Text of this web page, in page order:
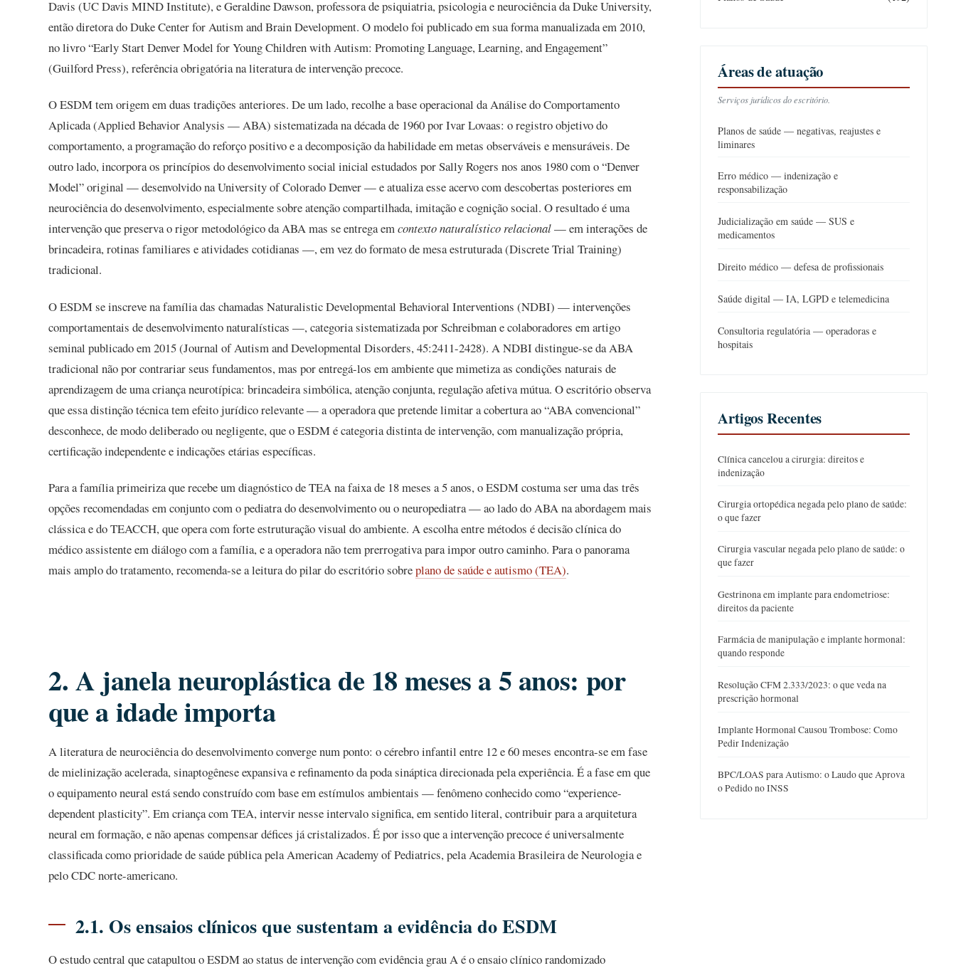
Davis (UC Davis MIND Institute), e Geraldine Dawson, professora de psiquiatria, psicologia e neurociência da Duke University,
então diretora do Duke Center for Autism and Brain Development. O modelo foi publicado em sua forma manualizada em 2010,
no livro “Early Start Denver Model for Young Children with Autism: Promoting Language, Learning, and Engagement”
(Guilford Press), referência obrigatória na literatura de intervenção precoce.
O ESDM tem origem em duas tradições anteriores. De um lado, recolhe a base operacional da Análise do Comportamento
Aplicada (Applied Behavior Analysis — ABA) sistematizada na década de 1960 por Ivar Lovaas: o registro objetivo do
comportamento, a programação do reforço positivo e a decomposição da habilidade em metas observáveis e mensuráveis. De
outro lado, incorpora os princípios do desenvolvimento social inicial estudados por Sally Rogers nos anos 1980 com o “Denver
Model” original — desenvolvido na University of Colorado Denver — e atualiza esse acervo com descobertas posteriores em
neurociência do desenvolvimento, especialmente sobre atenção compartilhada, imitação e cognição social. O resultado é uma
intervenção que preserva o rigor metodológico da ABA mas se entrega emcontexto naturalístico relacional— em interações de
brincadeira, rotinas familiares e atividades cotidianas —, em vez do formato de mesa estruturada (Discrete Trial Training)
tradicional.
O ESDM se inscreve na família das chamadas Naturalistic Developmental Behavioral Interventions (NDBI) — intervenções
comportamentais de desenvolvimento naturalísticas —, categoria sistematizada por Schreibman e colaboradores em artigo
seminal publicado em 2015 (Journal of Autism and Developmental Disorders, 45:2411-2428). A NDBI distingue-se da ABA
tradicional não por contrariar seus fundamentos, mas por entregá-los em ambiente que mimetiza as condições naturais de
aprendizagem de uma criança neurotípica: brincadeira simbólica, atenção conjunta, regulação afetiva mútua. O escritório observa
que essa distinção técnica tem efeito jurídico relevante — a operadora que pretende limitar a cobertura ao “ABA convencional”
desconhece, de modo deliberado ou negligente, que o ESDM é categoria distinta de intervenção, com manualização própria,
certificação independente e indicações etárias específicas.
Para a família primeiriza que recebe um diagnóstico de TEA na faixa de 18 meses a 5 anos, o ESDM costuma ser uma das três
opções recomendadas em conjunto com o pediatra do desenvolvimento ou o neuropediatra — ao lado do ABA na abordagem mais
clássica e do TEACCH, que opera com forte estruturação visual do ambiente. A escolha entre métodos é decisão clínica do
médico assistente em diálogo com a família, e a operadora não tem prerrogativa para impor outro caminho. Para o panorama
mais amplo do tratamento, recomenda-se a leitura do pilar do escritório sobreplano de saúde e autismo (TEA).
2. A janela neuroplástica de 18 meses a 5 anos: por
que a idade importa
A literatura de neurociência do desenvolvimento converge num ponto: o cérebro infantil entre 12 e 60 meses encontra-se em fase
de mielinização acelerada, sinaptogênese expansiva e refinamento da poda sináptica direcionada pela experiência. É a fase em que
o equipamento neural está sendo construído com base em estímulos ambientais — fenômeno conhecido como “experience-
dependent plasticity”. Em criança com TEA, intervir nesse intervalo significa, em sentido literal, contribuir para a arquitetura
neural em formação, e não apenas compensar défices já cristalizados. É por isso que a intervenção precoce é universalmente
classificada como prioridade de saúde pública pela American Academy of Pediatrics, pela Academia Brasileira de Neurologia e
pelo CDC norte-americano.
2.1. Os ensaios clínicos que sustentam a evidência do ESDM
O estudo central que catapultou o ESDM ao status de intervenção com evidência grau A é o ensaio clínico randomizado
Áreas de atuação
Serviços jurídicos do escritório.
Planos de saúde — negativas, reajustes e
liminares
Erro médico — indenização e
responsabilização
Judicialização em saúde — SUS e
medicamentos
Direito médico — defesa de profissionais
Saúde digital — IA, LGPD e telemedicina
Consultoria regulatória — operadoras e
hospitais
Artigos Recentes
Clínica cancelou a cirurgia: direitos e
indenização
Cirurgia ortopédica negada pelo plano de saúde:
o que fazer
Cirurgia vascular negada pelo plano de saúde: o
que fazer
Gestrinona em implante para endometriose:
direitos da paciente
Farmácia de manipulação e implante hormonal:
quando responde
Resolução CFM 2.333/2023: o que veda na
prescrição hormonal
Implante Hormonal Causou Trombose: Como
Pedir Indenização
BPC/LOAS para Autismo: o Laudo que Aprova
o Pedido no INSS